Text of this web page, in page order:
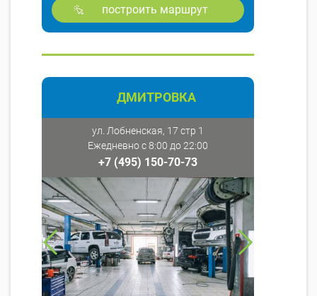
построить маршрут
ДМИТРОВКА
ул. Лобненская, 17 стр 1
Ежедневно с 8:00 до 22:00
+7 (495) 150-70-73